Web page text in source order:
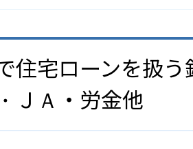
住宅ローンを扱
ＪＡ・労金他